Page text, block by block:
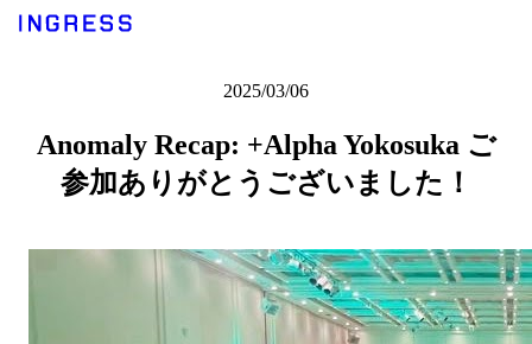
2025/03/06
Anomaly Recap: +Alpha Yokosuka ご
参加ありがとうございました！